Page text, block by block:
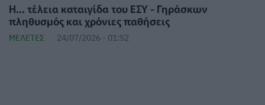
Η... τέλεια καταιγίδα του ΕΣΥ - Γηράσκων
πληθυσμός και χρόνιες παθήσεις
ΜΕΛΈΤΕΣ 24/07/2026 - 01:52